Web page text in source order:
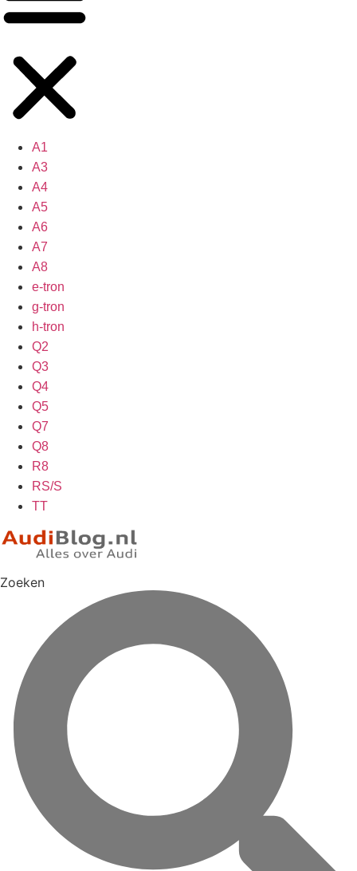
A1
A3
A4
A5
A6
A7
A8
e-tron
g-tron
h-tron
Q2
Q3
Q4
Q5
Q7
Q8
R8
RS/S
TT
Zoeken